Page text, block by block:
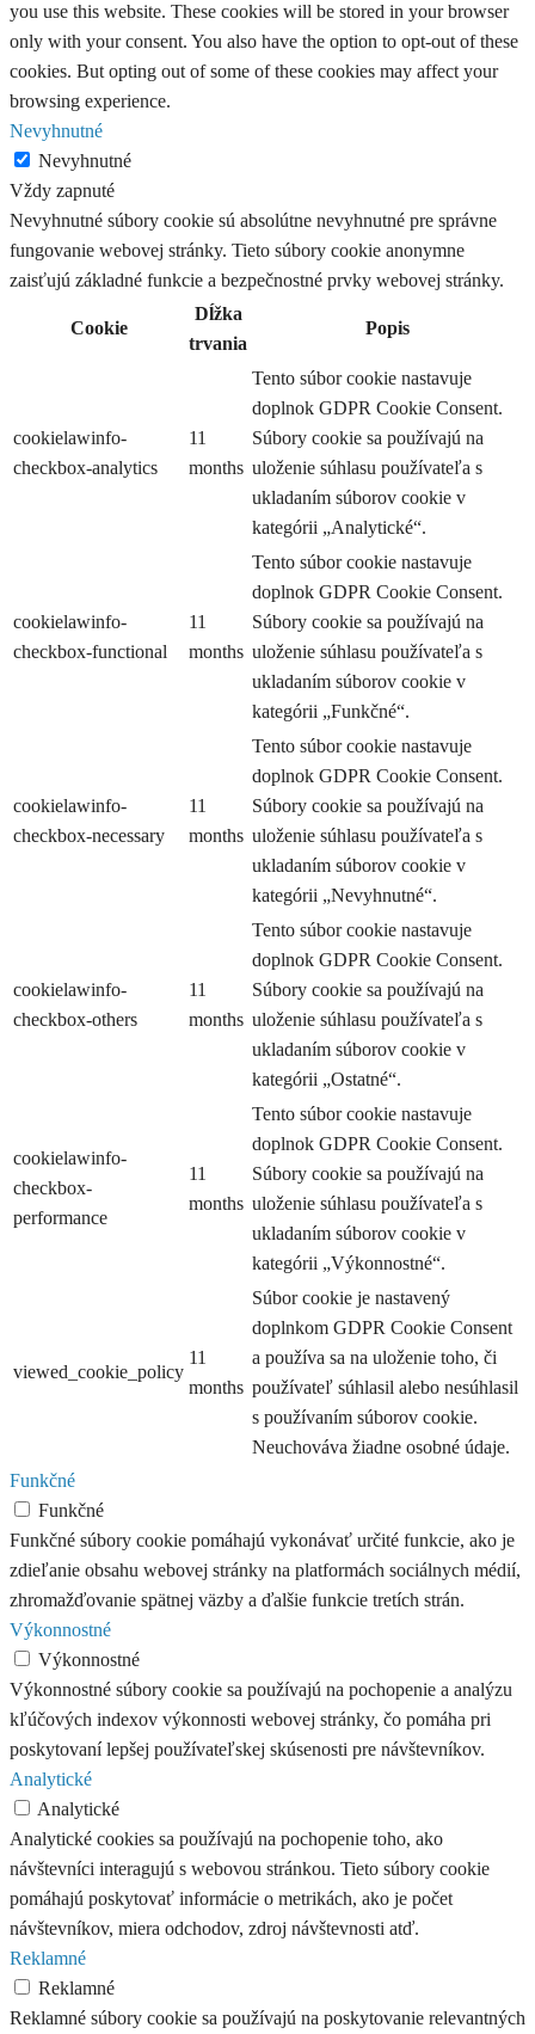
you use this website. These cookies will be stored in your browser
only with your consent. You also have the option to opt-out of these
cookies. But opting out of some of these cookies may affect your
browsing experience.
Nevyhnutné
Nevyhnutné
Vždy zapnuté
Nevyhnutné súbory cookie sú absolútne nevyhnutné pre správne
fungovanie webovej stránky. Tieto súbory cookie anonymne
zaisťujú základné funkcie a bezpečnostné prvky webovej stránky.
Cookie
Dĺžka
trvania
Popis
cookielawinfo-
checkbox-analytics
11
months
Tento súbor cookie nastavuje
doplnok GDPR Cookie Consent.
Súbory cookie sa používajú na
uloženie súhlasu používateľa s
ukladaním súborov cookie v
kategórii „Analytické“.
cookielawinfo-
checkbox-functional
11
months
Tento súbor cookie nastavuje
doplnok GDPR Cookie Consent.
Súbory cookie sa používajú na
uloženie súhlasu používateľa s
ukladaním súborov cookie v
kategórii „Funkčné“.
cookielawinfo-
checkbox-necessary
11
months
Tento súbor cookie nastavuje
doplnok GDPR Cookie Consent.
Súbory cookie sa používajú na
uloženie súhlasu používateľa s
ukladaním súborov cookie v
kategórii „Nevyhnutné“.
cookielawinfo-
checkbox-others
11
months
Tento súbor cookie nastavuje
doplnok GDPR Cookie Consent.
Súbory cookie sa používajú na
uloženie súhlasu používateľa s
ukladaním súborov cookie v
kategórii „Ostatné“.
cookielawinfo-
checkbox-
performance
11
months
Tento súbor cookie nastavuje
doplnok GDPR Cookie Consent.
Súbory cookie sa používajú na
uloženie súhlasu používateľa s
ukladaním súborov cookie v
kategórii „Výkonnostné“.
viewed_cookie_policy
11
months
Súbor cookie je nastavený
doplnkom GDPR Cookie Consent
a používa sa na uloženie toho, či
používateľ súhlasil alebo nesúhlasil
s používaním súborov cookie.
Neuchováva žiadne osobné údaje.
Funkčné
Funkčné
Funkčné súbory cookie pomáhajú vykonávať určité funkcie, ako je
zdieľanie obsahu webovej stránky na platformách sociálnych médií,
zhromažďovanie spätnej väzby a ďalšie funkcie tretích strán.
Výkonnostné
Výkonnostné
Výkonnostné súbory cookie sa používajú na pochopenie a analýzu
kľúčových indexov výkonnosti webovej stránky, čo pomáha pri
poskytovaní lepšej používateľskej skúsenosti pre návštevníkov.
Analytické
Analytické
Analytické cookies sa používajú na pochopenie toho, ako
návštevníci interagujú s webovou stránkou. Tieto súbory cookie
pomáhajú poskytovať informácie o metrikách, ako je počet
návštevníkov, miera odchodov, zdroj návštevnosti atď.
Reklamné
Reklamné
Reklamné súbory cookie sa používajú na poskytovanie relevantných